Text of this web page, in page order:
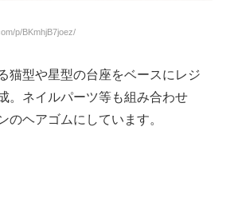
p/BKmhjB7joez/
猫型や星型の台座をベースにレジ
。ネイルパーツ等も組み合わせ
のヘアゴムにしています。